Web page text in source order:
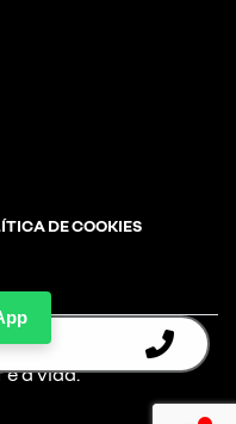
DE COOKIES
é a vida.